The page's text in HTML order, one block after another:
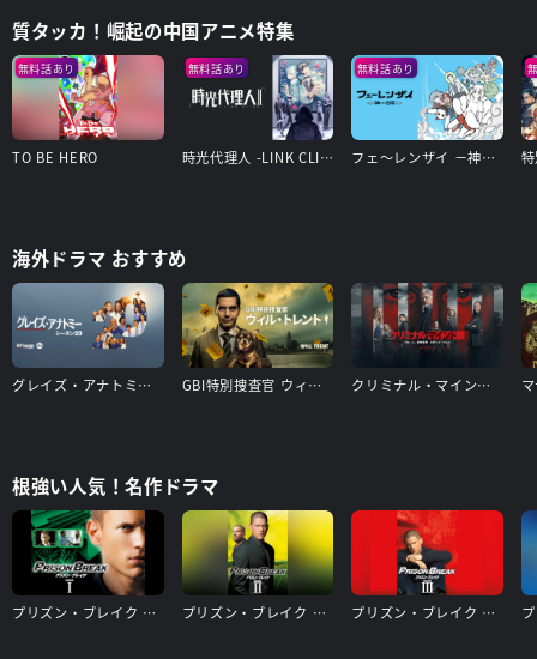
質タッカ！崛起の中国アニメ特集
無料話あり
TO BE HERO
無料話あり
時光代理人 -LINK CLICK- Ⅱ
無料話あり
フェ～レンザイ －神さまの日常－
海外ドラマ おすすめ
グレイズ・アナトミー シーズン20 GBI特別捜査官 ウィル・トレント シーズン1 クリミナル・マインド／FBI vs. 異常犯罪 エボリューション（シーズン17）
根強い人気！名作ドラマ
プリズン・ブレイク シーズン1 プリズン・ブレイク シーズン2 プリズン・ブレイク シーズン3